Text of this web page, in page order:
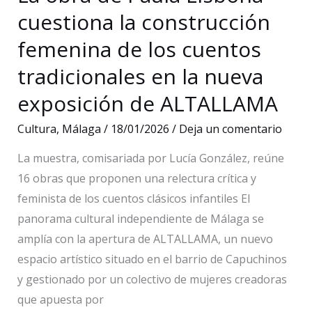
accidente
ferroviario
de
Adamuz
cuestiona la construcción
femenina de los cuentos
tradicionales en la nueva
exposición de ALTALLAMA
Cultura, Málaga / 18/01/2026 / Deja un comentario
La muestra, comisariada por Lucía González, reúne
16 obras que proponen una relectura crítica y
feminista de los cuentos clásicos infantiles El
panorama cultural independiente de Málaga se
amplía con la apertura de ALTALLAMA, un nuevo
espacio artístico situado en el barrio de Capuchinos
y gestionado por un colectivo de mujeres creadoras
que apuesta por